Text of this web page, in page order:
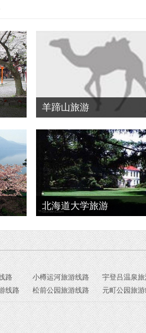
羊蹄山旅游
北海道大学旅游
路 小樽运河旅游线路
宇登吕温泉
线路 松前公园旅游线路 元町公园旅